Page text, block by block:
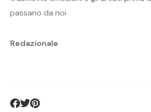
passano da noi.
Redazionale